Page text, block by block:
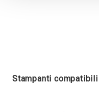
Stampanti compatibili